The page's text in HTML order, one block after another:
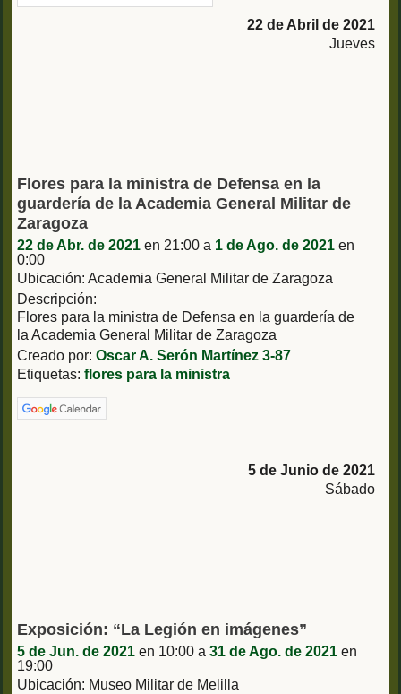
22 de Abril de 2021
Jueves
Flores para la ministra de Defensa en la
guardería de la Academia General Militar de
Zaragoza
22 de Abr. de 2021 en 21:00 a 1 de Ago. de 2021 en
0:00
Ubicación: Academia General Militar de Zaragoza
Descripción:
Flores para la ministra de Defensa en la guardería de
la Academia General Militar de Zaragoza
Creado por: Oscar A. Serón Martínez 3-87
Etiquetas: flores para la ministra
5 de Junio de 2021
Sábado
Exposición: “La Legión en imágenes”
5 de Jun. de 2021 en 10:00 a 31 de Ago. de 2021 en
19:00
Ubicación: Museo Militar de Melilla